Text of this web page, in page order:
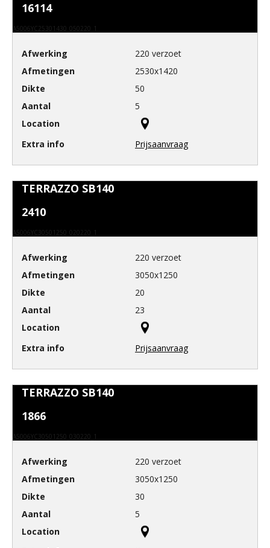
16114
A5006YC25301430_050220_1
220 verzoet
2530x1420
50
5
Prijsaanvraag
TERRAZZO SB140
2410
A5006YC30501250_020220_1
220 verzoet
3050x1250
20
23
Prijsaanvraag
TERRAZZO SB140
1866
A5006YC30501250_030220_1
220 verzoet
3050x1250
30
5